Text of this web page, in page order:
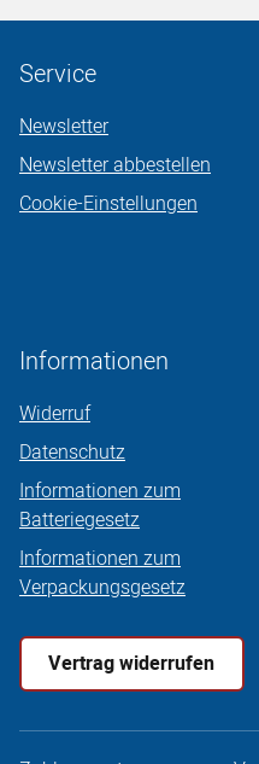
Service
Newsletter
Newsletter abbestellen
Cookie-Einstellungen
Informationen
Widerruf
Datenschutz
Informationen zum
Batteriegesetz
Informationen zum
Verpackungsgesetz
Vertrag widerrufen